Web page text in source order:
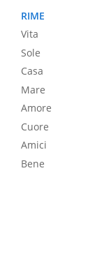
RIME
Vita
Sole
Casa
Mare
Amore
Cuore
Amici
Bene